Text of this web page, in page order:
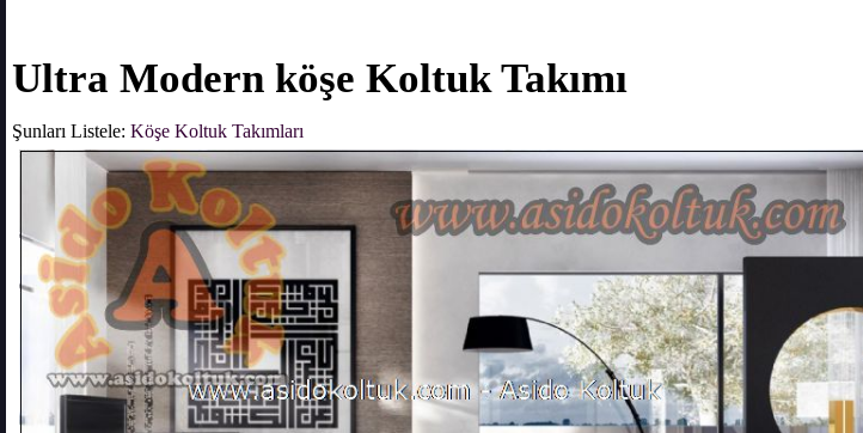
Ultra Modern köşe Koltuk Takımı
Şunları Listele: Köşe Koltuk Takımları